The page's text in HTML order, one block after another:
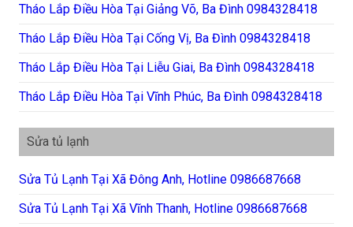
Tháo Lắp Điều Hòa Tại Giảng Võ, Ba Đình 0984328418
Tháo Lắp Điều Hòa Tại Cống Vị, Ba Đình 0984328418
Tháo Lắp Điều Hòa Tại Liễu Giai, Ba Đình 0984328418
Tháo Lắp Điều Hòa Tại Vĩnh Phúc, Ba Đình 0984328418
Sửa tủ lạnh
Sửa Tủ Lạnh Tại Xã Đông Anh, Hotline 0986687668
Sửa Tủ Lạnh Tại Xã Vĩnh Thanh, Hotline 0986687668